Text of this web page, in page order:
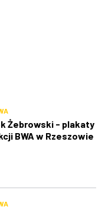
Żebrowski - plakaty
BWA w Rzeszowie